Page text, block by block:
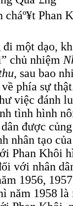
cháº¥t Phan
đi một dạo,
chủ nhiệm
, sau bao
phía sự
việc đánh
tình hình
được
nhân tạo
Phan Khôi
với nhân
1956,
năm 1958 là